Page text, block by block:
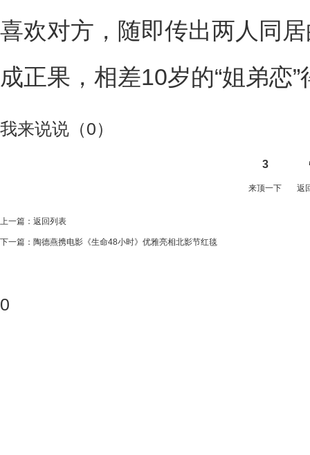
喜欢对方，随即传出两人同
成正果，相差10岁的“姐弟恋
我来说说（0）
3
来顶一下 返
上一篇： 返回列表
下一篇： 陶德燕携电影《生命48小时》优雅亮相北影节红毯
0